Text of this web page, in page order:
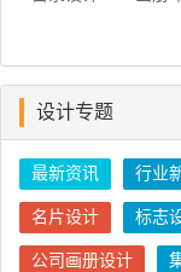
设计专题
最新资讯 行业
名片设计 标志
公司画册设计